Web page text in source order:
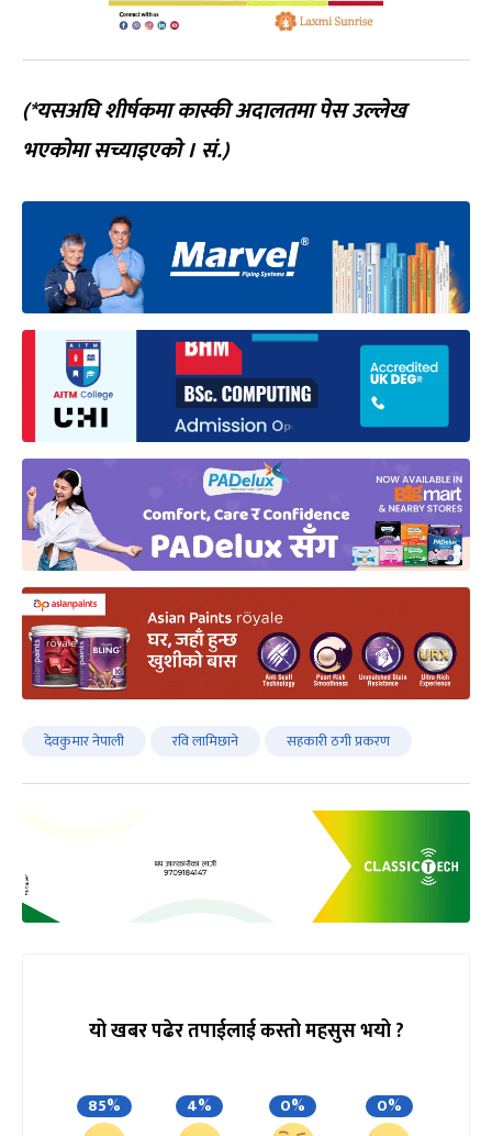
(*यसअघि शीर्षकमा कास्की अदालतमा पेस उल्लेख
भएकोमा सच्याइएको । सं.)
देवकुमार नेपाली रवि लामिछाने सहकारी ठगी प्रकरण
यो खबर पढेर तपाईलाई कस्तो महसुस भयो ?
85% 4% 0% 0%